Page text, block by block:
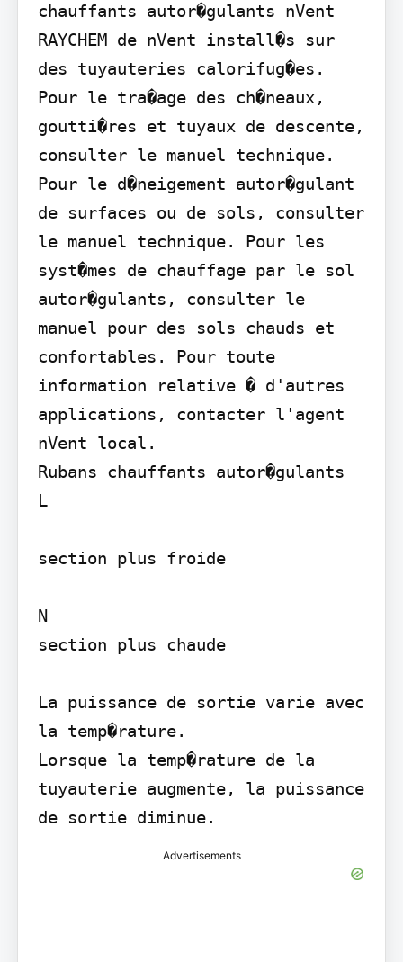
chauffants autor�gulants nVent
RAYCHEM de nVent install�s sur
des tuyauteries calorifug�es.
Pour le tra�age des ch�neaux,
goutti�res et tuyaux de descente,
consulter le manuel technique.
Pour le d�neigement autor�gulant
de surfaces ou de sols, consulter
le manuel technique. Pour les
syst�mes de chauffage par le sol
autor�gulants, consulter le
manuel pour des sols chauds et
confortables. Pour toute
information relative � d'autres
applications, contacter l'agent
nVent local.
Rubans chauffants autor�gulants
L
section plus froide
N
section plus chaude
La puissance de sortie varie avec
la temp�rature.
Lorsque la temp�rature de la
tuyauterie augmente, la puissance
de sortie diminue.
Advertisements